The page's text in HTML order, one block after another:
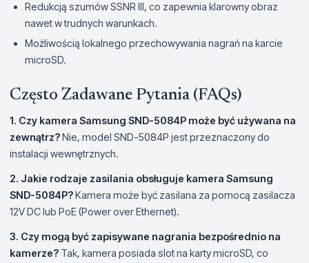
Redukcją szumów SSNR III, co zapewnia klarowny obraz
nawet w trudnych warunkach.
Możliwością lokalnego przechowywania nagrań na karcie
microSD.
Często Zadawane Pytania (FAQs)
1. Czy kamera Samsung SND-5084P może być używana na
zewnątrz?Nie, model SND-5084P jest przeznaczony do
instalacji wewnętrznych.
2. Jakie rodzaje zasilania obsługuje kamera Samsung
SND-5084P?Kamera może być zasilana za pomocą zasilacza
12V DC lub PoE (Power over Ethernet).
3. Czy mogą być zapisywane nagrania bezpośrednio na
kamerze? Tak, kamera posiada slot na karty microSD, co